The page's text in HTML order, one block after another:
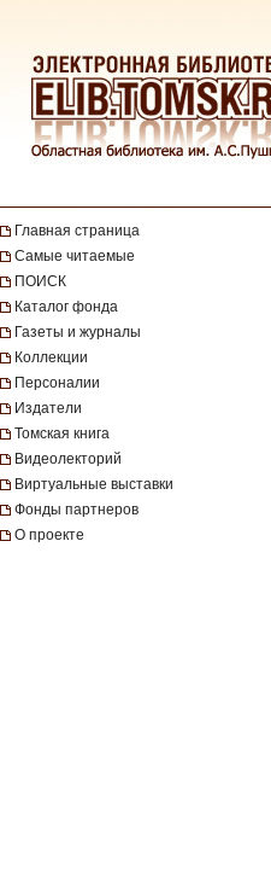
Главная страница
Самые читаемые
ПОИСК
Каталог фонда
Газеты и журналы
Коллекции
Персоналии
Издатели
Томская книга
Видеолекторий
Виртуальные выставки
Фонды партнеров
О проекте